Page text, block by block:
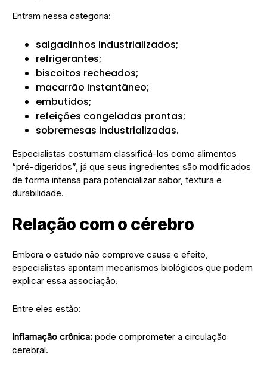
Entram nessa categoria:
salgadinhos industrializados;
refrigerantes;
biscoitos recheados;
macarrão instantâneo;
embutidos;
refeições congeladas prontas;
sobremesas industrializadas.
Especialistas costumam classificá-los como alimentos
“pré-digeridos”, já que seus ingredientes são modificados
de forma intensa para potencializar sabor, textura e
durabilidade.
Relação com o cérebro
Embora o estudo não comprove causa e efeito,
especialistas apontam mecanismos biológicos que podem
explicar essa associação.
Entre eles estão:
Inflamação crônica: pode comprometer a circulação
cerebral.